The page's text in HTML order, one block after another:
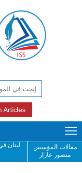
Articles
مقالات المؤسس
منصور عازار
لبنان